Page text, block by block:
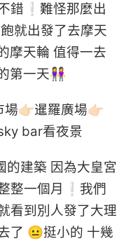
錯❕難怪那麼出
就出發了去摩天
摩天輪 值得一去
第一天👭
👉🏻暹羅廣場👉🏻
bar看夜景
的建築 因為大皇宮
整一個月❕我們
看到別人發了大理
了 😐挺小的 十幾